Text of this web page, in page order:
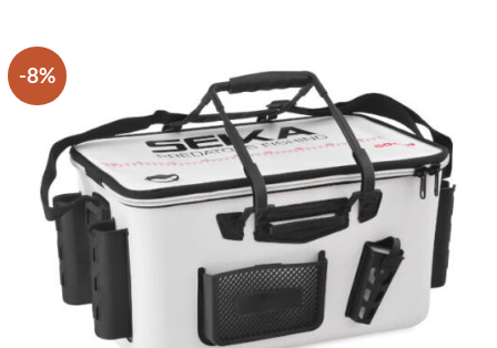
-8%